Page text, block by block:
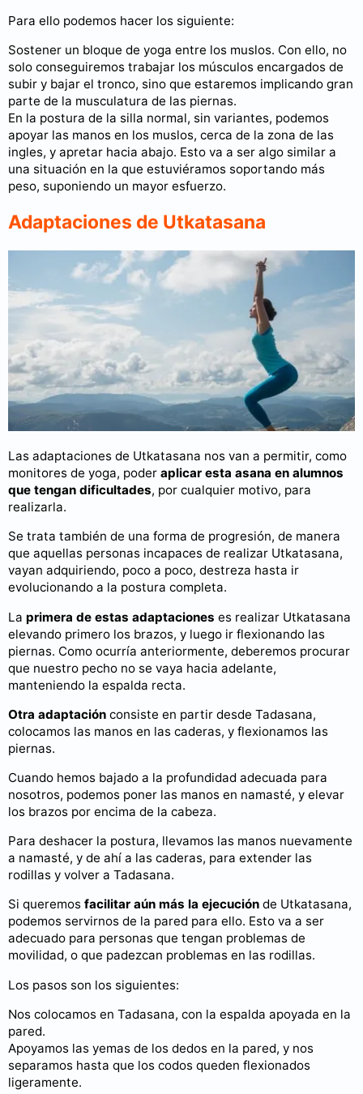
Para ello podemos hacer los siguiente:
Sostener un bloque de yoga entre los muslos. Con ello, no
solo conseguiremos trabajar los músculos encargados de
subir y bajar el tronco, sino que estaremos implicando gran
parte de la musculatura de las piernas.
En la postura de la silla normal, sin variantes, podemos
apoyar las manos en los muslos, cerca de la zona de las
ingles, y apretar hacia abajo. Esto va a ser algo similar a
una situación en la que estuviéramos soportando más
peso, suponiendo un mayor esfuerzo.
Adaptaciones de Utkatasana
Las adaptaciones de Utkatasana nos van a permitir, como
monitores de yoga, poder aplicar esta asana en alumnos
que tengan dificultades, por cualquier motivo, para
realizarla.
Se trata también de una forma de progresión, de manera
que aquellas personas incapaces de realizar Utkatasana,
vayan adquiriendo, poco a poco, destreza hasta ir
evolucionando a la postura completa.
La primera de estas adaptaciones es realizar Utkatasana
elevando primero los brazos, y luego ir flexionando las
piernas. Como ocurría anteriormente, deberemos procurar
que nuestro pecho no se vaya hacia adelante,
manteniendo la espalda recta.
Otra adaptación consiste en partir desde Tadasana,
colocamos las manos en las caderas, y flexionamos las
piernas.
Cuando hemos bajado a la profundidad adecuada para
nosotros, podemos poner las manos en namasté, y elevar
los brazos por encima de la cabeza.
Para deshacer la postura, llevamos las manos nuevamente
a namasté, y de ahí a las caderas, para extender las
rodillas y volver a Tadasana.
Si queremos facilitar aún más la ejecución de Utkatasana,
podemos servirnos de la pared para ello. Esto va a ser
adecuado para personas que tengan problemas de
movilidad, o que padezcan problemas en las rodillas.
Los pasos son los siguientes:
Nos colocamos en Tadasana, con la espalda apoyada en la
pared.
Apoyamos las yemas de los dedos en la pared, y nos
separamos hasta que los codos queden flexionados
ligeramente.